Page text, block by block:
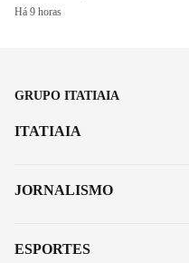
Há 9 horas
GRUPO ITATIAIA
ITATIAIA
JORNALISMO
ESPORTES